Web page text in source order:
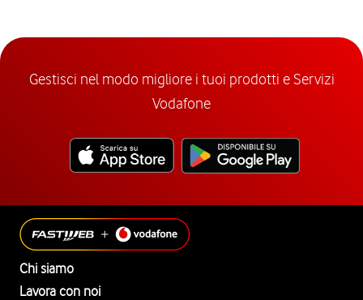
Gestisci nel modo migliore i tuoi prodotti e Servizi
Vodafone
Chi siamo
Lavora con noi